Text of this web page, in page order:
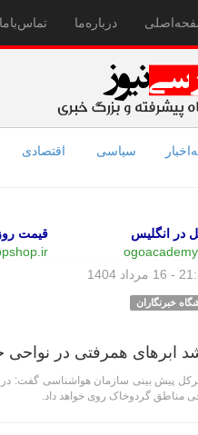
درباره‌ما تماس‌با‌ما
سیاسی اقتصادی
در انگلیس
قیمت
1404
خبرنگاران
ابر‌های همرفتی در
پیش بینی سازمان هواشناسی گفت:
مناطق گردوخاک روی خواهد داد.